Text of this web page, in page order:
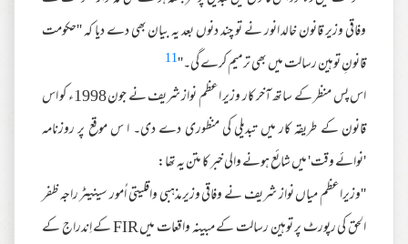
وفاقی وزیر قانون خالد انور نے تو چند دنوں بعد یہ بیان بھی دے دیا کہ ''حکومت
قانونِ توہین رسالت میں بھی ترمیم کرے گی۔''11
اس پس منظر کے ساتھ آخر کار وزیر اعظم نواز شریف نے جون 1998ء کو اس
قانون کے طریقہ کار میں تبدیلی کی منظوری دے دی۔ ا س موقع پر روزنامہ
'نوائے وقت' میں شائع ہونے والی خبر کا متن یہ تھا:
''وزیراعظم میاں نواز شریف نے وفاقی وزیرمذہبی واقلیتی اُمور سینیٹر راجہ ظفر
الحق کی رپورٹ پر توہین رسالت کے مبینہ واقعات میں FIR کے اِندراج کے